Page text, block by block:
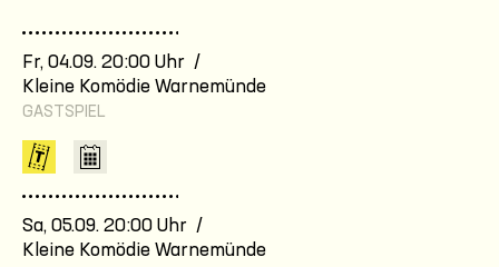
Fr, 04.09. 20:00 Uhr /
Kleine Komödie Warnemünde
GASTSPIEL
Sa, 05.09. 20:00 Uhr /
Kleine Komödie Warnemünde